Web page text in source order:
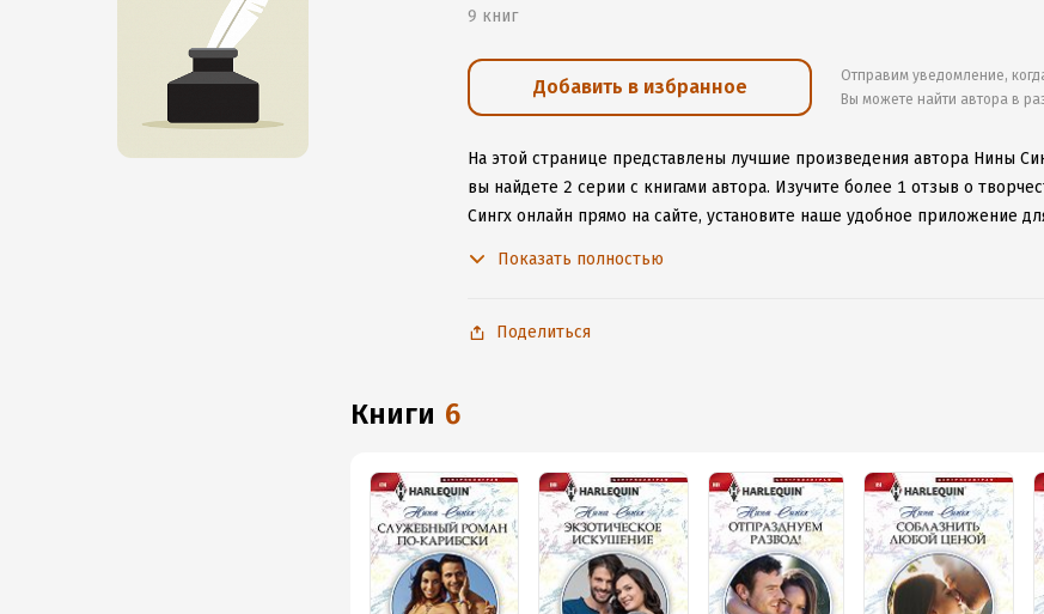
9 книг
Добавить в избранное
Отправим уведомление,
Вы можете найти автора в
На этой странице представлены лучшие произведения автора Нины
вы найдете 2 серии с книгами автора. Изучите более 1 отзыв о
Сингх онлайн прямо на сайте, установите наше удобное приложение
Показать полностью
Поделиться
книги 6